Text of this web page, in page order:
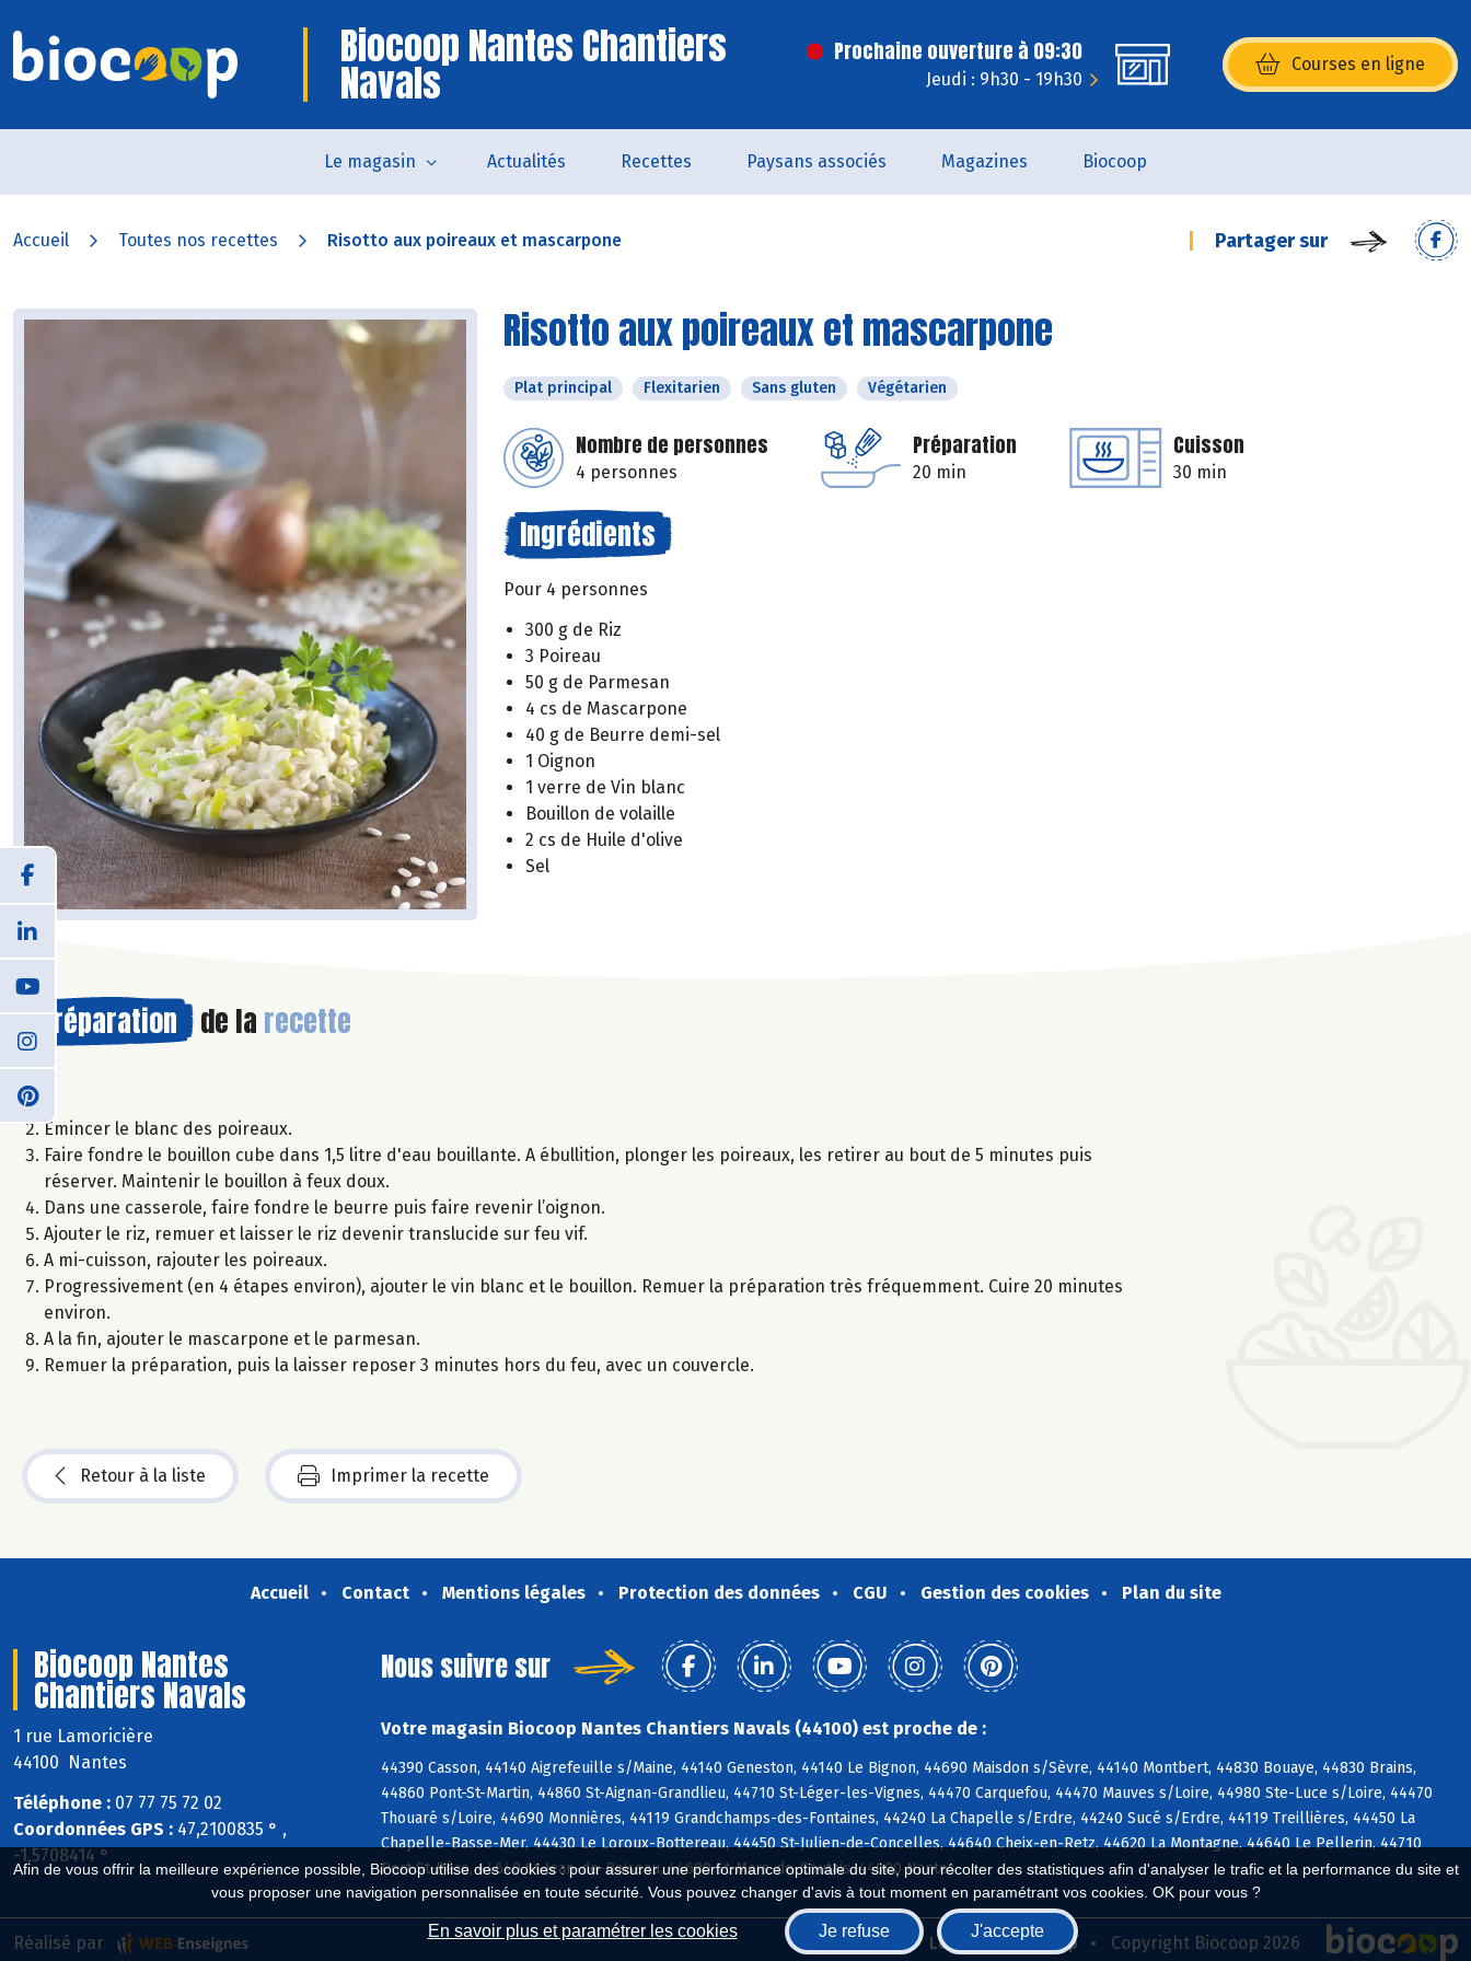
Afin de vous offrir la meilleure expérience possible, Biocoop utilise des cookies : pour assurer une performance optimale du site, pour récolter des statistiques afin d'analyser le trafic et la performance du site et
vous proposer une navigation personnalisée en toute sécurité. Vous pouvez changer d'avis à tout moment en paramétrant vos cookies. OK pour vous ?
En savoir plus et paramétrer les cookies Je refuse J'accepte
Biocoop Nantes Chantiers
Navals
Prochaine ouverture à 09:30
Jeudi : 9h30 - 19h30
Courses en ligne
(s’ouvre dans une nouvelle
Le magasin Actualités Recettes Paysans associés Magazines Biocoop
Accueil Toutes nos recettes Risotto aux poireaux et mascarpone Partager sur
Risotto aux poireaux et mascarpone
Plat principal Flexitarien Sans gluten Végétarien
Nombre de personnes
4 personnes
Préparation
20 min
Cuisson
30 min
Ingrédients
Pour 4 personnes
300 g de Riz
3 Poireau
50 g de Parmesan
4 cs de Mascarpone
40 g de Beurre demi-sel
1 Oignon
1 verre de Vin blanc
Bouillon de volaille
2 cs de Huile d'olive
Sel
Préparation de la recette
Emincer le blanc des poireaux.
Faire fondre le bouillon cube dans 1,5 litre d'eau bouillante. A ébullition, plonger les poireaux, les retirer au bout de 5 minutes puis
réserver. Maintenir le bouillon à feux doux.
Dans une casserole, faire fondre le beurre puis faire revenir l’oignon.
Ajouter le riz, remuer et laisser le riz devenir translucide sur feu vif.
A mi-cuisson, rajouter les poireaux.
Progressivement (en 4 étapes environ), ajouter le vin blanc et le bouillon. Remuer la préparation très fréquemment. Cuire 20 minutes
environ.
A la fin, ajouter le mascarpone et le parmesan.
Remuer la préparation, puis la laisser reposer 3 minutes hors du feu, avec un couvercle.
Retour à la liste Imprimer la recette
Accueil Contact Mentions légales Protection des données CGU Gestion des cookies Plan du site
Biocoop Nantes
Chantiers Navals
1 rue Lamoricière
44100 Nantes
Téléphone : 07 77 75 72 02
Coordonnées GPS : 47,2100835 ° ,
-1,5708414 °
Nous suivre sur
Votre magasin Biocoop Nantes Chantiers Navals (44100) est proche de :
44390 Casson, 44140 Aigrefeuille s/Maine, 44140 Geneston, 44140 Le Bignon, 44690 Maisdon s/Sèvre, 44140 Montbert, 44830 Bouaye, 44830 Brains,
44860 Pont-St-Martin, 44860 St-Aignan-Grandlieu, 44710 St-Léger-les-Vignes, 44470 Carquefou, 44470 Mauves s/Loire, 44980 Ste-Luce s/Loire, 44470
Thouaré s/Loire, 44690 Monnières, 44119 Grandchamps-des-Fontaines, 44240 La Chapelle s/Erdre, 44240 Sucé s/Erdre, 44119 Treillières, 44450 La
Chapelle-Basse-Mer, 44430 Le Loroux-Bottereau, 44450 St-Julien-de-Concelles, 44640 Cheix-en-Retz, 44620 La Montagne, 44640 Le Pellerin, 44710
Port-St-Père, 44640 St-Jean-de-Boiseau, 44680 St-Mars-de-Coutais, 44000 Nantes
Biocoop.fr Le réseau Biocoop Copyright Biocoop 2026
Réalisé par